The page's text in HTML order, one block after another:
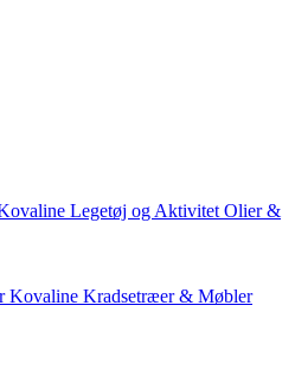
Legetøj og Aktivitet Olier &
Kovaline Kradsetræer & Møbler